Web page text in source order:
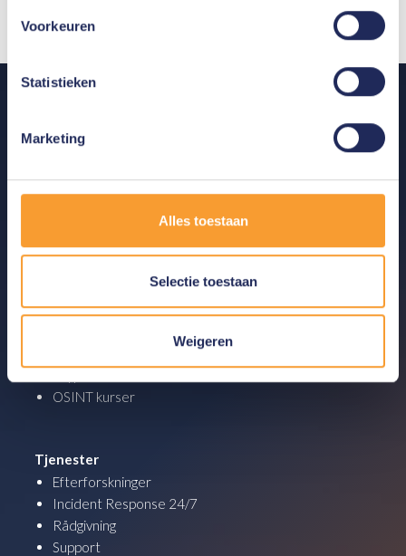
Voorkeuren
Statistieken
Marketing
Alles toestaan
Selectie toestaan
Weigeren
Digital Forensics Produkter
OSINT Løsninger
Digital Forensics kurser
OSINT kurser
Tjenester
Efterforskninger
Incident Response 24/7
Rådgivning
Support